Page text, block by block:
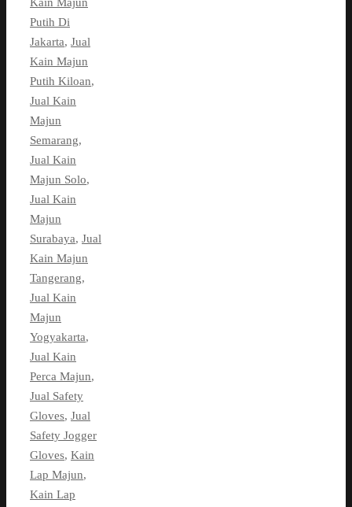
Putih Di
Jakarta, Jual
Kain Majun
Putih Kiloan,
Jual Kain
Majun
Semarang,
Jual Kain
Majun Solo,
Jual Kain
Majun
Surabaya, Jual
Kain Majun
Tangerang,
Jual Kain
Majun
Yogyakarta,
Jual Kain
Perca Majun,
Jual Safety
Gloves, Jual
Safety Jogger
Gloves, Kain
Lap Majun,
Kain Lap